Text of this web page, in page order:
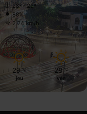
28º - 22º
88%
2.24 km/h
29 ℃
jeu
28 ℃
ven